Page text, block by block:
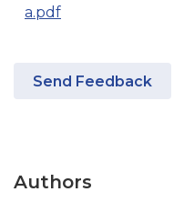
a.pdf
Send Feedback
Authors